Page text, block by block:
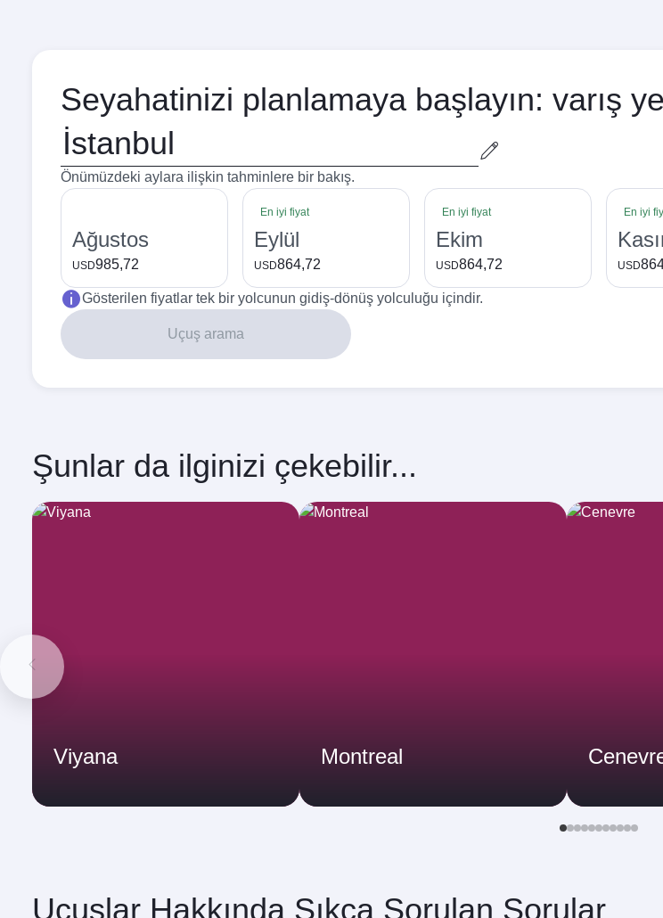
Seyahatinizi planlamaya başlayın: varış
Kalkış
şehri
Önümüzdeki aylara ilişkin tahminlere bir bakış.
Ağustos
USD985,72
En iyi fiyat
Eylül
USD864,72
En iyi fiyat
Ekim
USD864,72
En iyi
USD
Gösterilen fiyatlar tek bir yolcunun gidiş-dönüş yolculuğu içindir.
Uçuş arama
Şunlar da ilginizi çekebilir...
Viyana Montreal
Uçuşlar Hakkında Sıkça Sorulan Sorular